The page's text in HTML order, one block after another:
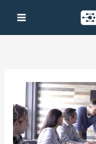
contenido